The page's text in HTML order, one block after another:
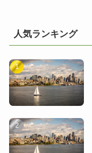
人気ランキング